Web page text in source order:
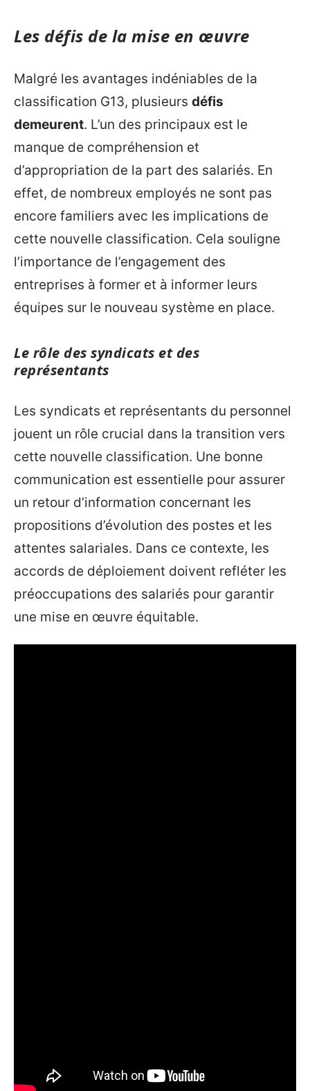
Les défis de la mise en œuvre
Malgré les avantages indéniables de la
classification G13, plusieurs défis
demeurent. L’un des principaux est le
manque de compréhension et
d’appropriation de la part des salariés. En
effet, de nombreux employés ne sont pas
encore familiers avec les implications de
cette nouvelle classification. Cela souligne
l’importance de l’engagement des
entreprises à former et à informer leurs
équipes sur le nouveau système en place.
Le rôle des syndicats et des
représentants
Les syndicats et représentants du personnel
jouent un rôle crucial dans la transition vers
cette nouvelle classification. Une bonne
communication est essentielle pour assurer
un retour d’information concernant les
propositions d’évolution des postes et les
attentes salariales. Dans ce contexte, les
accords de déploiement doivent refléter les
préoccupations des salariés pour garantir
une mise en œuvre équitable.